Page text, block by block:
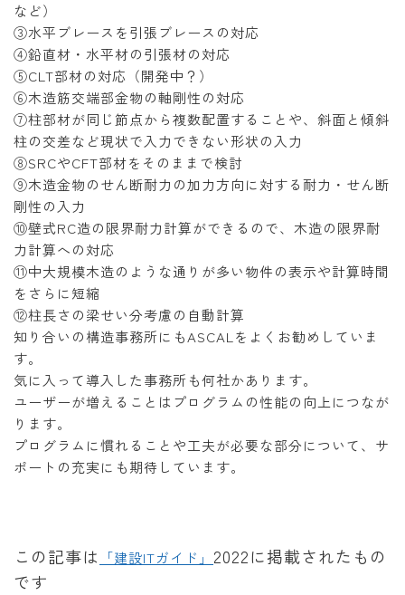
など）
③水平ブレースを引張ブレースの対応
④鉛直材・水平材の引張材の対応
⑤CLT部材の対応（開発中？）
⑥木造筋交端部金物の軸剛性の対応
⑦柱部材が同じ節点から複数配置することや、斜面と傾斜
柱の交差など現状で入力できない形状の入力
⑧SRCやCFT部材をそのままで検討
⑨木造金物のせん断耐力の加力方向に対する耐力・せん断
剛性の入力
⑩壁式RC造の限界耐力計算ができるので、木造の限界耐
力計算への対応
⑪中大規模木造のような通りが多い物件の表示や計算時間
をさらに短縮
⑫柱長さの梁せい分考慮の自動計算
知り合いの構造事務所にもASCALをよくお勧めしていま
す。
気に入って導入した事務所も何社かあります。
ユーザーが増えることはプログラムの性能の向上につなが
ります。
プログラムに慣れることや工夫が必要な部分について、サ
ポートの充実にも期待しています。
この記事は 「建設ITガイド」 2022に掲載されたもの
です